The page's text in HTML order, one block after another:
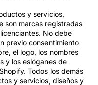
y servicios,
son marcas registradas
No debe
previo consentimiento
el logo, los nombres
y los eslóganes de
Todos los demás
y servicios, diseños y